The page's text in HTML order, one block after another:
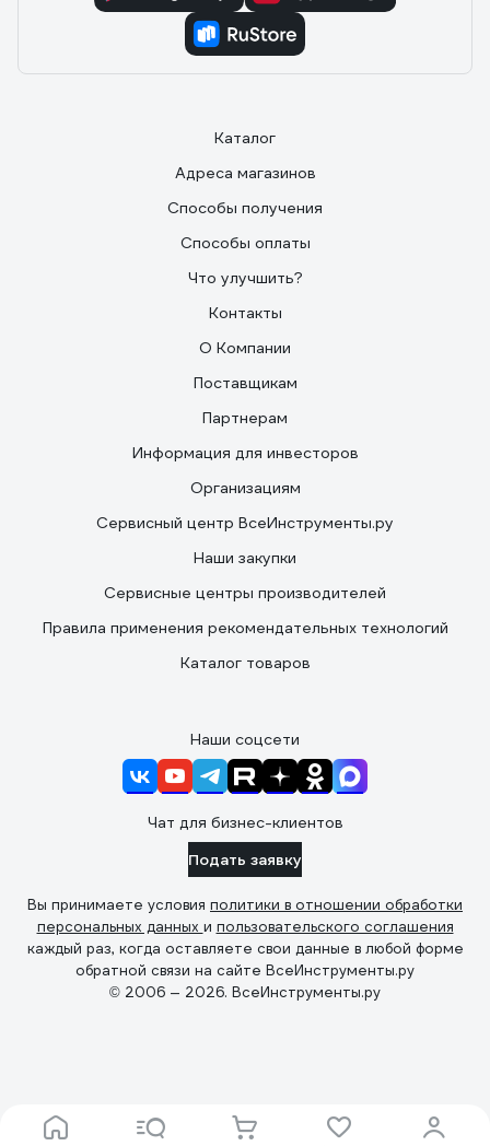
Каталог
Адреса магазинов
Способы получения
Способы оплаты
Что улучшить?
Контакты
О Компании
Поставщикам
Партнерам
Информация для инвесторов
Организациям
Сервисный центр ВсеИнструменты.ру
Наши закупки
Сервисные центры производителей
Правила применения рекомендательных технологий
Каталог товаров
Наши соцсети
Чат для бизнес-клиентов
Подать заявку
Вы принимаете условия политики в отношении обработки
персональных данных и пользовательского соглашения
каждый раз, когда оставляете свои данные в любой форме
обратной связи на сайте ВсеИнструменты.ру
© 2006 — 2026. ВсеИнструменты.ру